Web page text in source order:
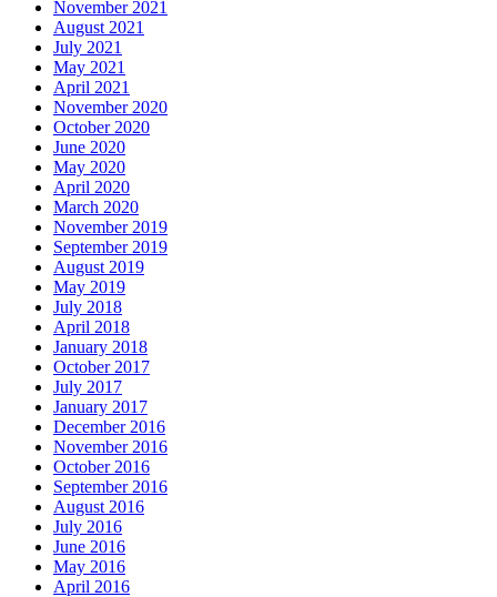
November 2021
August 2021
July 2021
May 2021
April 2021
November 2020
October 2020
June 2020
May 2020
April 2020
March 2020
November 2019
September 2019
August 2019
May 2019
July 2018
April 2018
January 2018
October 2017
July 2017
January 2017
December 2016
November 2016
October 2016
September 2016
August 2016
July 2016
June 2016
May 2016
April 2016